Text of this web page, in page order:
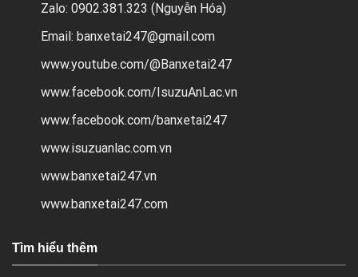
Zalo: 0902.381.323 (Nguyễn Hóa)
Email: banxetai247@gmail.com
www.youtube.com/@Banxetai247
www.facebook.com/IsuzuAnLac.vn
www.facebook.com/banxetai247
www.isuzuanlac.com.vn
www.banxetai247.vn
www.banxetai247.com
Tìm hiểu thêm